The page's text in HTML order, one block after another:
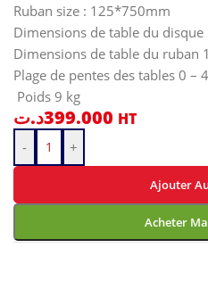
Ruban size : 125*750mm
Dimensions de table du
Dimensions de table du ruban
Plage de pentes des tables 0 –
Poids 9 kg
399.000د.ت HT
- +
Ajouter
Acheter